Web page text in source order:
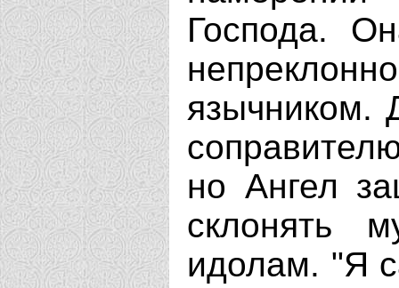
Господа.
язычником.
но Ангел
склонять
идолам. "Я